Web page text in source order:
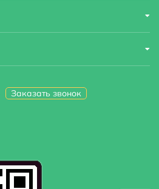
Заказать звонок